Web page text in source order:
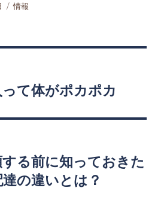
カ
情報
て体がポカポカ
る前に知っておきた
の違いとは？